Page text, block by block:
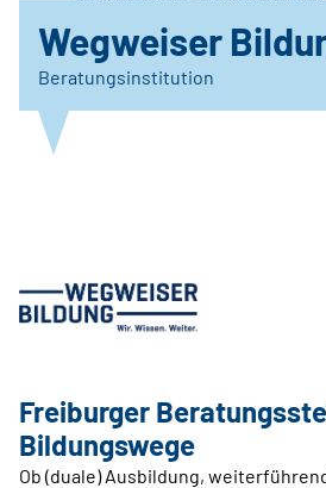
Wegweiser
Beratungsinstitution
Freiburger
Bildungswege
Ob (duale) Ausbildung,